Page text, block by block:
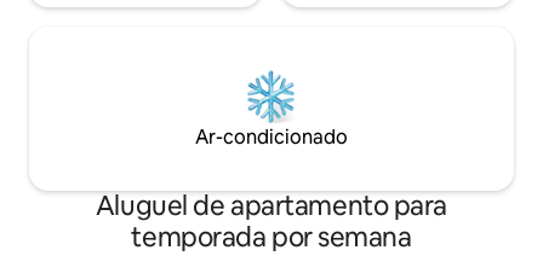
Ar-condicionado
Aluguel de apartamento para
temporada por semana